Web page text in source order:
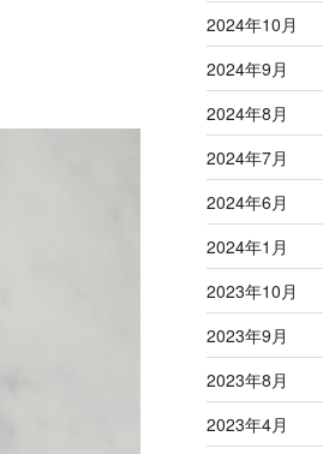
2024年10月
2024年9月
2024年8月
2024年7月
2024年6月
2024年1月
2023年10月
2023年9月
2023年8月
2023年4月